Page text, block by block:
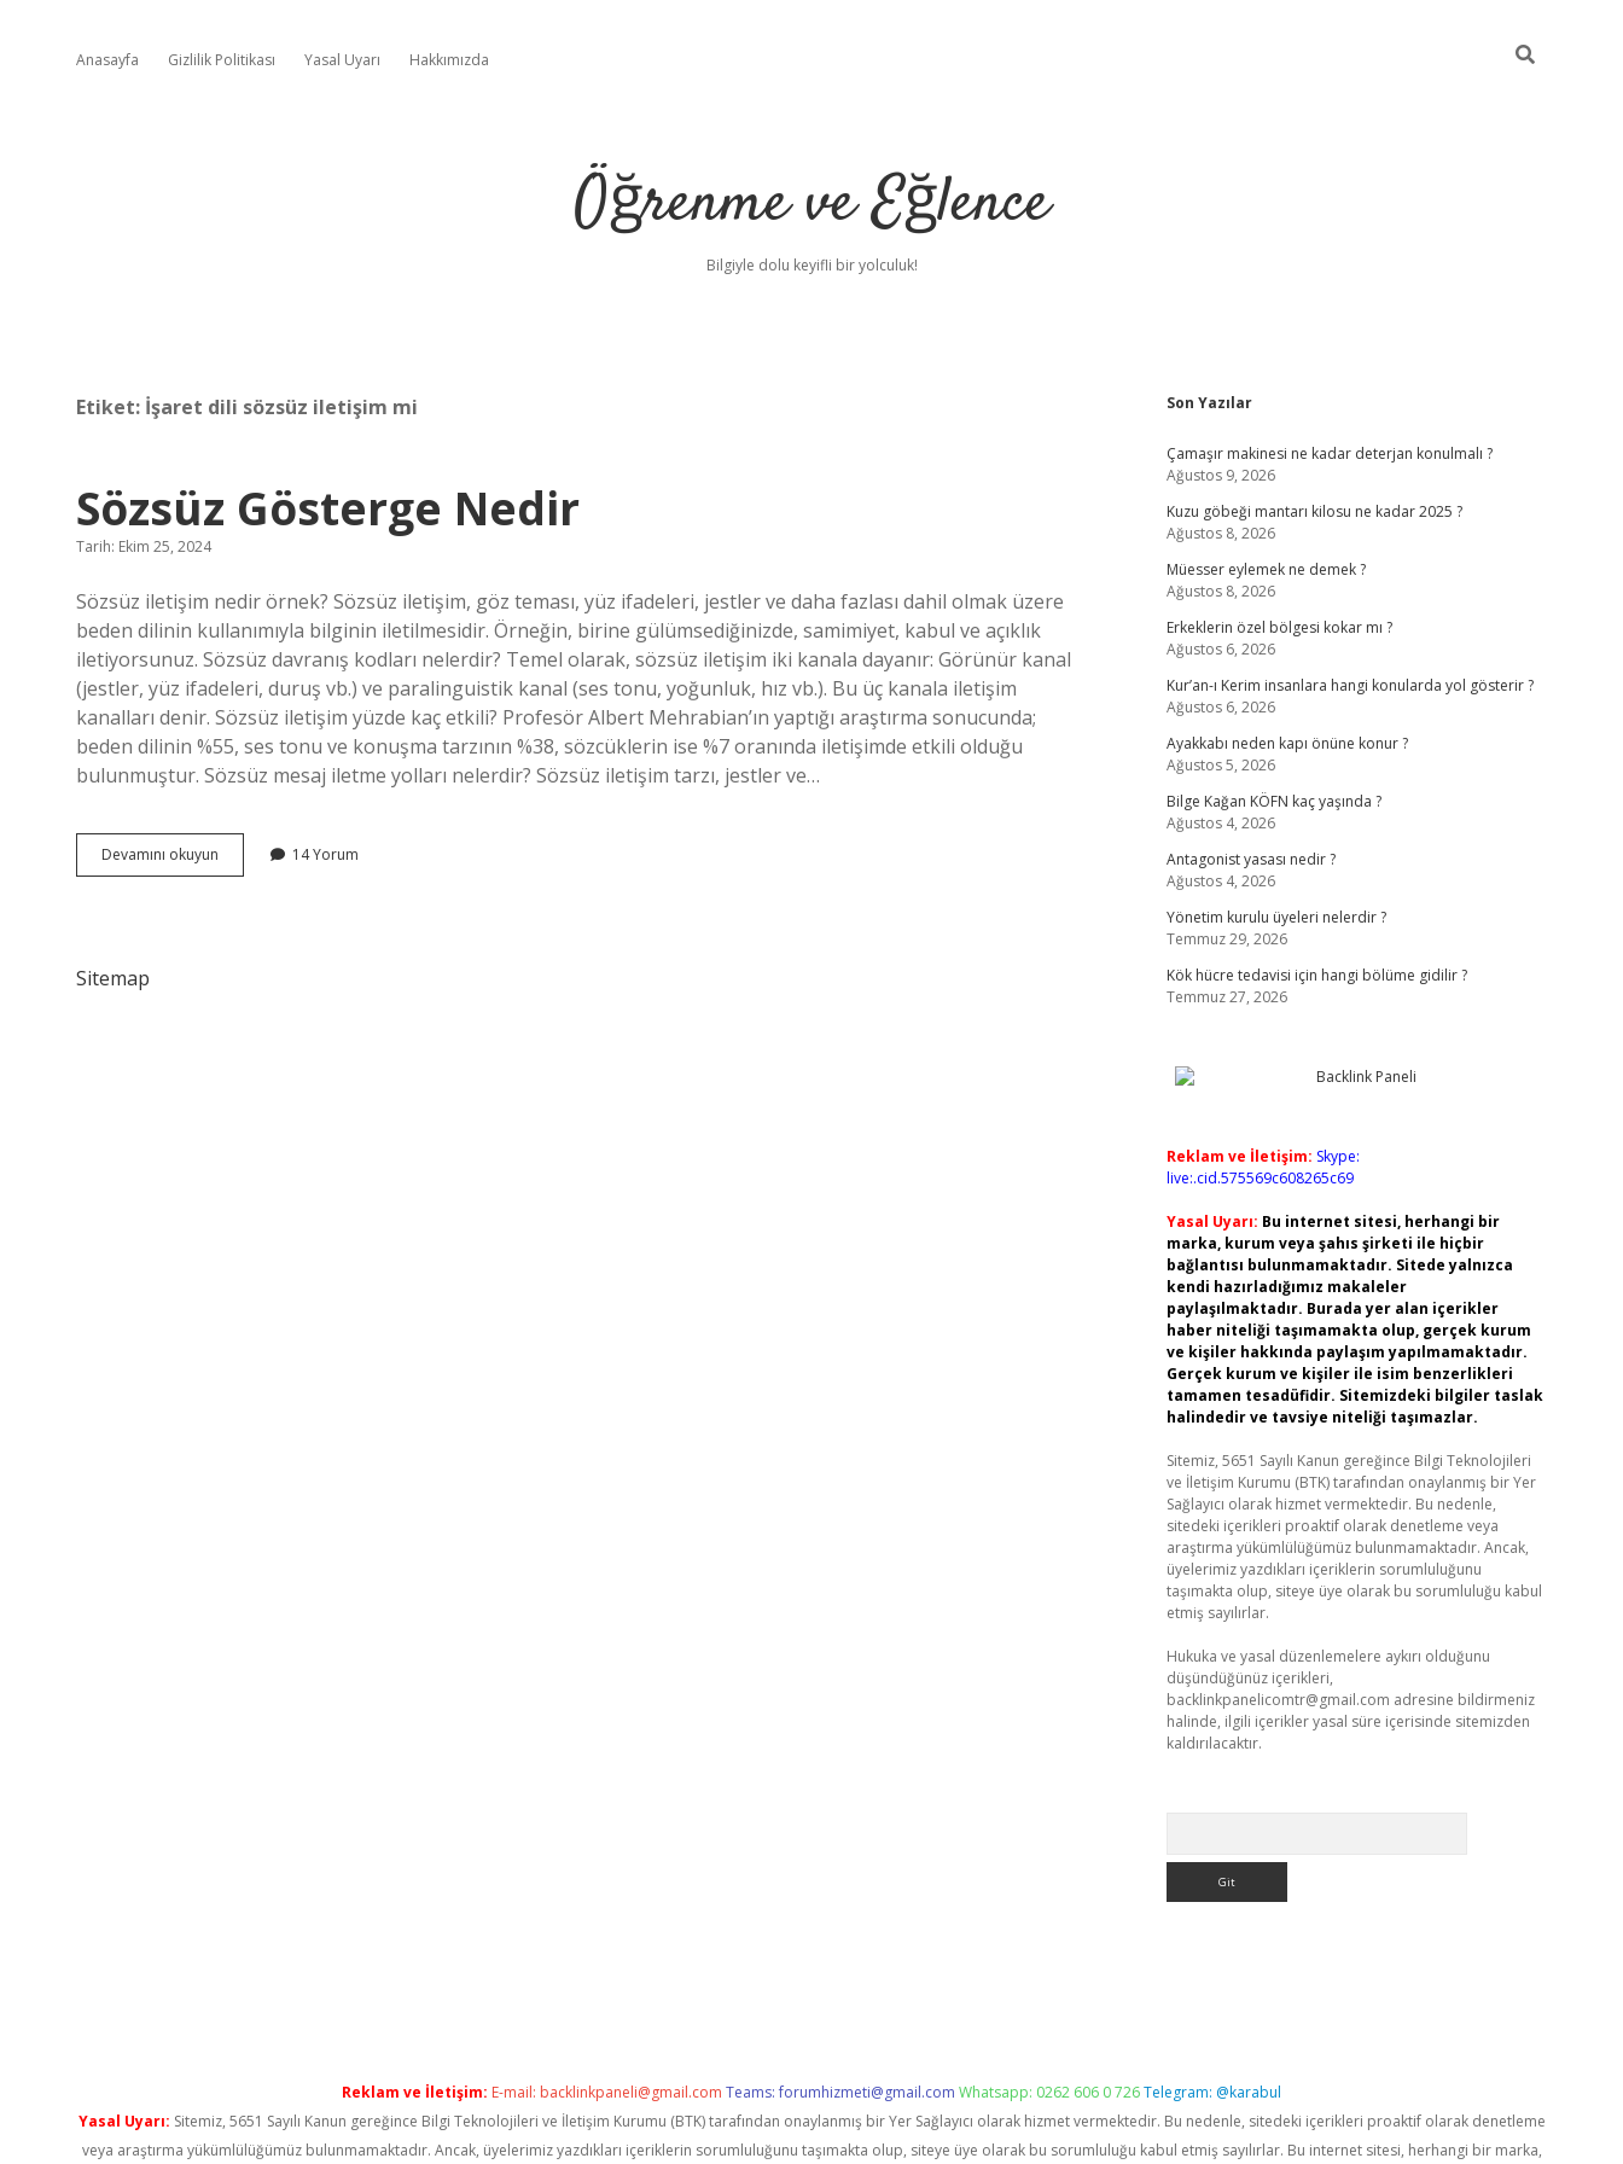
Anasayfa Gizlilik Politikası Yasal Uyarı Hakkımızda
Öğrenme ve Eğlence
Bilgiyle dolu keyifli bir yolculuk!
Etiket: İşaret dili sözsüz iletişim mi
Sözsüz Gösterge Nedir
Tarih: Ekim 25, 2024
Sözsüz iletişim nedir örnek? Sözsüz iletişim, göz teması, yüz ifadeleri, jestler ve daha fazlası dahil olmak üzere
beden dilinin kullanımıyla bilginin iletilmesidir. Örneğin, birine gülümsediğinizde, samimiyet, kabul ve açıklık
iletiyorsunuz. Sözsüz davranış kodları nelerdir? Temel olarak, sözsüz iletişim iki kanala dayanır: Görünür kanal
(jestler, yüz ifadeleri, duruş vb.) ve paralinguistik kanal (ses tonu, yoğunluk, hız vb.). Bu üç kanala iletişim
kanalları denir. Sözsüz iletişim yüzde kaç etkili? Profesör Albert Mehrabian’ın yaptığı araştırma sonucunda;
beden dilinin %55, ses tonu ve konuşma tarzının %38, sözcüklerin ise %7 oranında iletişimde etkili olduğu
bulunmuştur. Sözsüz mesaj iletme yolları nelerdir? Sözsüz iletişim tarzı, jestler ve…
Devamını okuyun
Gösterge
14 Yorum
Sitemap
Sidebar
Son Yazılar
Çamaşır makinesi ne kadar deterjan konulmalı ?
Ağustos 9, 2026
Kuzu göbeği mantarı kilosu ne kadar 2025 ?
Ağustos 8, 2026
Müesser eylemek ne demek ?
Ağustos 8, 2026
Erkeklerin özel bölgesi kokar mı ?
Ağustos 6, 2026
Kur’an-ı Kerim insanlara hangi konularda yol gösterir ?
Ağustos 6, 2026
Ayakkabı neden kapı önüne konur ?
Ağustos 5, 2026
Bilge Kağan KÖFN kaç yaşında ?
Ağustos 4, 2026
Antagonist yasası nedir ?
Ağustos 4, 2026
Yönetim kurulu üyeleri nelerdir ?
Temmuz 29, 2026
Kök hücre tedavisi için hangi bölüme gidilir ?
Temmuz 27, 2026
Reklam ve İletişim: Skype:
live:.cid.575569c608265c69
Yasal Uyarı: Bu internet sitesi, herhangi bir
marka, kurum veya şahıs şirketi ile hiçbir
bağlantısı bulunmamaktadır. Sitede yalnızca
kendi hazırladığımız makaleler
paylaşılmaktadır. Burada yer alan içerikler
haber niteliği taşımamakta olup, gerçek kurum
ve kişiler hakkında paylaşım yapılmamaktadır.
Gerçek kurum ve kişiler ile isim benzerlikleri
tamamen tesadüfidir. Sitemizdeki bilgiler taslak
halindedir ve tavsiye niteliği taşımazlar.
Sitemiz, 5651 Sayılı Kanun gereğince Bilgi Teknolojileri
ve İletişim Kurumu (BTK) tarafından onaylanmış bir Yer
Sağlayıcı olarak hizmet vermektedir. Bu nedenle,
sitedeki içerikleri proaktif olarak denetleme veya
araştırma yükümlülüğümüz bulunmamaktadır. Ancak,
üyelerimiz yazdıkları içeriklerin sorumluluğunu
taşımakta olup, siteye üye olarak bu sorumluluğu kabul
etmiş sayılırlar.
Hukuka ve yasal düzenlemelere aykırı olduğunu
düşündüğünüz içerikleri,
backlinkpanelicomtr@gmail.com adresine bildirmeniz
halinde, ilgili içerikler yasal süre içerisinde sitemizden
kaldırılacaktır.
Reklam ve İletişim: E-mail: backlinkpaneli@gmail.com Teams:forumhizmeti@gmail.com Whatsapp: 0262 606 0 726Telegram: @karabul
Yasal Uyarı: Sitemiz, 5651 Sayılı Kanun gereğince Bilgi Teknolojileri ve İletişim Kurumu (BTK) tarafından onaylanmış bir Yer Sağlayıcı olarak hizmet vermektedir. Bu nedenle, sitedeki içerikleri proaktif olarak denetleme
veya araştırma yükümlülüğümüz bulunmamaktadır. Ancak, üyelerimiz yazdıkları içeriklerin sorumluluğunu taşımakta olup, siteye üye olarak bu sorumluluğu kabul etmiş sayılırlar. Bu internet sitesi, herhangi bir marka,